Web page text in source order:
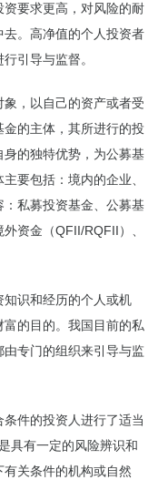
要求更高，对风险的耐
。高净值的个人投资者
引导与监督。
，以自己的资产或者受
的主体，其所进行的投
的独特优势，为公募基
要包括：境内的企业、
私募投资基金、公募基
资金（QFII/RQFII）、
识和经历的个人或机
的目的。我国目前的私
专门的组织来引导与监
件的投资人进行了适当
具有一定的风险辨识和
关条件的机构或自然